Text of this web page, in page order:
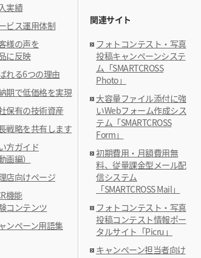
実績
ビス運用体制
様の声を
に反映
れる6つの理由
期で低価格を実現
保有の技術資産
戦略を共有します
方ガイド
画編）
店向けページ
機能
コンテンツ
ンペーン用語集
関連サイト
フォトコンテスト・写真
投稿キャンペーンシステ
ム「SMARTCROSS
Photo」
大容量ファイル添付に強
いWebフォーム作成シス
テム「SMARTCROSS
Form」
初期費用・月額費用無
料、従量課金型メール配
信システム
「SMARTCROSS Mail」
フォトコンテスト・写真
投稿コンテスト情報ポー
タルサイト「Picru」
キャンペーン担当者向け